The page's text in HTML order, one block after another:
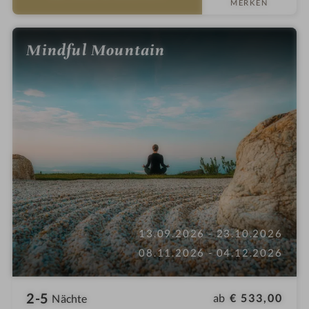
MERKEN
Mindful Mountain
13.09.2026 - 23.10.2026
08.11.2026 - 04.12.2026
2-5 Nächte ab € 533,00